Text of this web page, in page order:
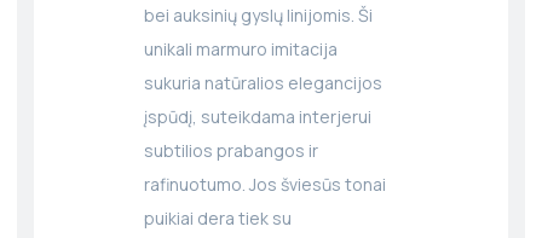
bei auksinių gyslų linijomis. Ši
unikali marmuro imitacija
sukuria natūralios elegancijos
įspūdį, suteikdama interjerui
subtilios prabangos ir
rafinuotumo. Jos šviesūs tonai
puikiai dera tiek su